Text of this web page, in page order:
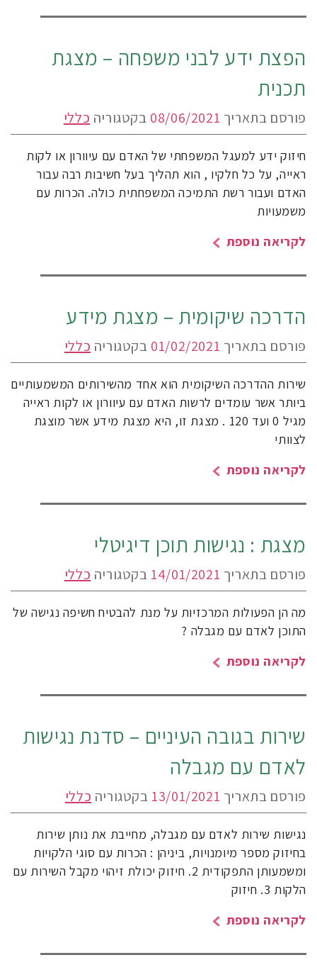
הפצת ידע לבני משפחה – מצגת
תכנית
פורסם בתאריך 08/06/2021 בקטגוריה כללי
חיזוק ידע למעגל המשפחתי של האדם עם עיוורון או לקות
ראייה, על כל חלקיו , הוא תהליך בעל חשיבות רבה עבור
האדם ועבור רשת התמיכה המשפחתית כולה. הכרות עם
משמעויות
לקריאה נוספת
הדרכה שיקומית – מצגת מידע
פורסם בתאריך 01/02/2021 בקטגוריה כללי
שירות ההדרכה השיקומית הוא אחד מהשירותים המשמעותיים
ביותר אשר עומדים לרשות האדם עם עיוורון או לקות ראייה
מגיל 0 ועד 120 . מצגת זו, היא מצגת מידע אשר מוצגת
לצוותי
לקריאה נוספת
מצגת : נגישות תוכן דיגיטלי
פורסם בתאריך 14/01/2021 בקטגוריה כללי
מה הן הפעולות המרכזיות על מנת להבטיח חשיפה נגישה של
התוכן לאדם עם מגבלה ?
לקריאה נוספת
שירות בגובה העיניים – סדנת נגישות
לאדם עם מגבלה
פורסם בתאריך 13/01/2021 בקטגוריה כללי
נגישות שירות לאדם עם מגבלה, מחייבת את נותן שירות
בחיזוק מספר מיומנויות, ביניהן : הכרות עם סוגי הלקויות
ומשמעותן התפקודית 2. חיזוק יכולת זיהוי מקבל השירות עם
הלקות 3. חיזוק
לקריאה נוספת